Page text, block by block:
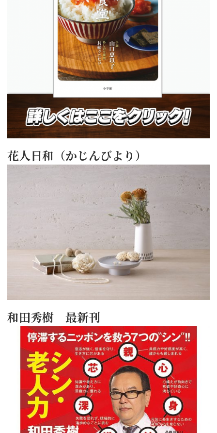
花人日和（かじんびより）
和田秀樹 最新刊